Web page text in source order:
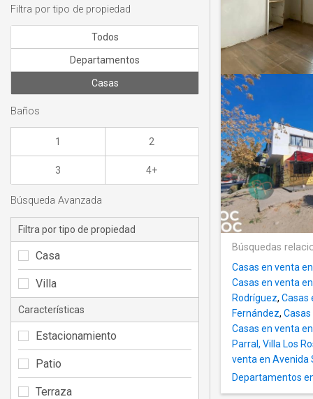
Búsquedas
Casas en venta
Casas en venta
Rodríguez, Casas
Fernández,
Casas en venta
Parral, Villa Los
venta en Avenida
Departamentos
Filtra por tipo de propiedad
Todos
Departamentos
Casas
Baños
1 2
3 4+
Búsqueda Avanzada
Filtra por tipo de propiedad
Casa
Villa
Características
Estacionamiento
Patio
Terraza